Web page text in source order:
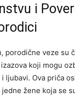
i
porodične veze su
koji mogu
ljubavi. Ova priča
žene koja se